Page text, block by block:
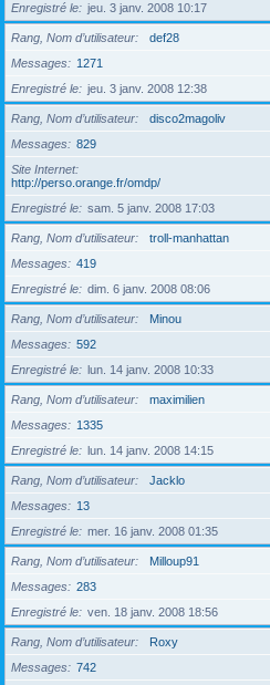
Enregistré le
jeu. 3 janv. 2008 10:17
Rang, Nom d’utilisateur
def28
Messages
1271
Enregistré le
jeu. 3 janv. 2008 12:38
Rang, Nom d’utilisateur
disco2magoliv
Messages
829
Site Internet
http://perso.orange.fr/omdp/
Enregistré le
sam. 5 janv. 2008 17:03
Rang, Nom d’utilisateur
troll-manhattan
Messages
419
Enregistré le
dim. 6 janv. 2008 08:06
Rang, Nom d’utilisateur
Minou
Messages
592
Enregistré le
lun. 14 janv. 2008 10:33
Rang, Nom d’utilisateur
maximilien
Messages
1335
Enregistré le
lun. 14 janv. 2008 14:15
Rang, Nom d’utilisateur
Jacklo
Messages
13
Enregistré le
mer. 16 janv. 2008 01:35
Rang, Nom d’utilisateur
Milloup91
Messages
283
Enregistré le
ven. 18 janv. 2008 18:56
Rang, Nom d’utilisateur
Roxy
Messages
742